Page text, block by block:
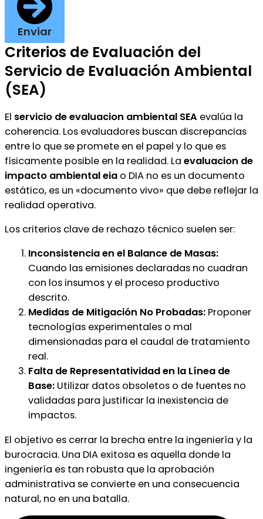
Enviar
Criterios de Evaluación del
Servicio de Evaluación Ambiental
(SEA)
El servicio de evaluacion ambiental SEA evalúa la
coherencia. Los evaluadores buscan discrepancias
entre lo que se promete en el papel y lo que es
físicamente posible en la realidad. La evaluacion de
impacto ambiental eia o DIA no es un documento
estático, es un «documento vivo» que debe reflejar la
realidad operativa.
Los criterios clave de rechazo técnico suelen ser:
Inconsistencia en el Balance de Masas:
Cuando las emisiones declaradas no cuadran
con los insumos y el proceso productivo
descrito.
Medidas de Mitigación No Probadas: Proponer
tecnologías experimentales o mal
dimensionadas para el caudal de tratamiento
real.
Falta de Representatividad en la Línea de
Base: Utilizar datos obsoletos o de fuentes no
validadas para justificar la inexistencia de
impactos.
El objetivo es cerrar la brecha entre la ingeniería y la
burocracia. Una DIA exitosa es aquella donde la
ingeniería es tan robusta que la aprobación
administrativa se convierte en una consecuencia
natural, no en una batalla.